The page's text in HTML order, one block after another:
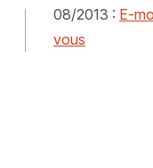
08/2013 : E-
vous